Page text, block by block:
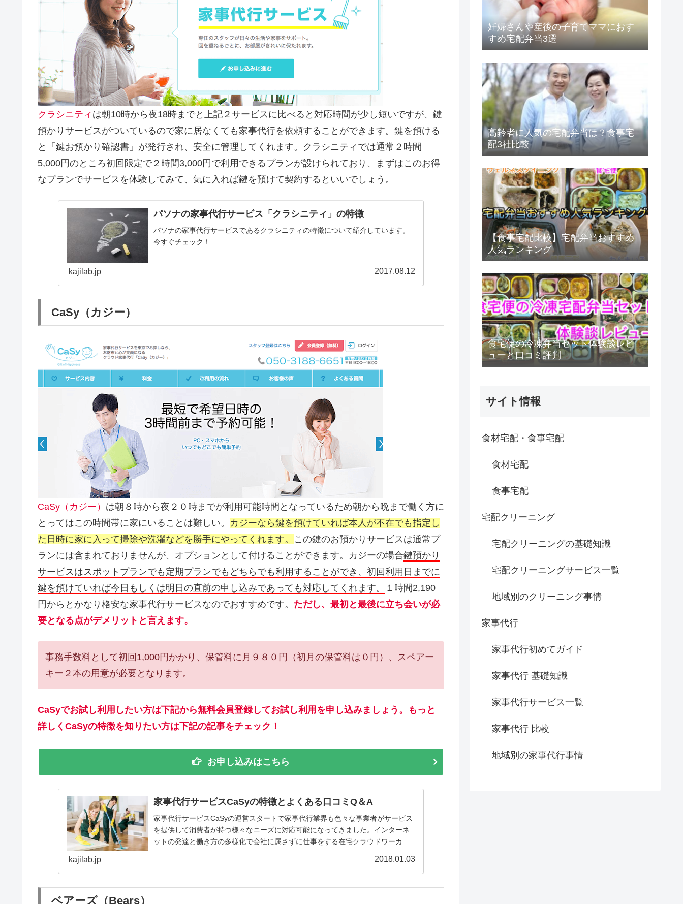
クラシニティ は朝10時から夜18時までと上記２サービスに比べると対応時間が少し短いですが、鍵
預かりサービスがついているので家に居なくても家事代行を依頼することができます。鍵を預ける
と「鍵お預かり確認書」が発行され、安全に管理してくれます。クラシニティでは通常２時間
5,000円のところ初回限定で２時間3,000円で利用できるプランが設けられており、まずはこのお得
なプランでサービスを体験してみて、気に入れば鍵を預けて契約するといいでしょう。
パソナの家事代行サービス「クラシニティ」の特徴
パソナの家事代行サービスであるクラシニティの特徴について紹介しています。
今すぐチェック！
kajilab.jp 2017.08.12
CaSy（カジー）
CaSy（カジー） は朝８時から夜２０時までが利用可能時間となっているため朝から晩まで働く方に
とってはこの時間帯に家にいることは難しい。 カジーなら鍵を預けていれば本人が不在でも指定し
た日時に家に入って掃除や洗濯などを勝手にやってくれます。 この鍵のお預かりサービスは通常プ
ランには含まれておりませんが、オプションとして付けることができます。カジーの場合鍵預かり
サービスはスポットプランでも定期プランでもどちらでも利用することができ、初回利用日までに
鍵を預けていれば今日もしくは明日の直前の申し込みであっても対応してくれます。
１時間2,190
円からとかなり格安な家事代行サービスなのでおすすめです。 ただし、最初と最後に立ち会いが必
要となる点がデメリットと言えます。
事務手数料として初回1,000円かかり、保管料に月９８０円（初月の保管料は０円）、スペアー
キー２本の用意が必要となります。
CaSyでお試し利用したい方は下記から無料会員登録してお試し利用を申し込みましょう。もっと
詳しくCaSyの特徴を知りたい方は下記の記事をチェック！
お申し込みはこちら
家事代行サービスCaSyの特徴とよくある口コミQ＆A
家事代行サービスCaSyの運営スタートで家事代行業界も色々な事業者がサービス
を提供して消費者が持つ様々なニーズに対応可能になってきました。インターネ
ットの発達と働き方の多様化で会社に属さずに仕事をする在宅クラウドワーカー
kajilab.jp 2018.01.03
ベアーズ（Bears）
妊婦さんや産後の子育てママにおす
すめ宅配弁当3選
高齢者に人気の宅配弁当は？食事宅
配3社比較
【食事宅配比較】宅配弁当おすすめ
人気ランキング
食宅便の冷凍弁当セット体験談レビ
ューと口コミ評判
サイト情報
食材宅配・食事宅配
食材宅配
食事宅配
宅配クリーニング
宅配クリーニングの基礎知識
宅配クリーニングサービス一覧
地域別のクリーニング事情
家事代行
家事代行初めてガイド
家事代行 基礎知識
家事代行サービス一覧
家事代行 比較
地域別の家事代行事情